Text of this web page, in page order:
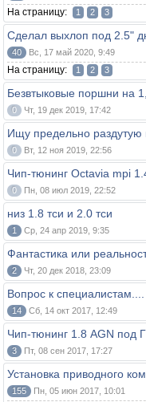
На страницу: 1 2 3
Сделал выхлоп под 2.5"
40 Вс, 17 май 2020, 9:49
На страницу: 1 2 3
Безвтыковые поршни на
0 Чт, 19 дек 2019, 17:42
Ищу предельно раздутую
0 Вт, 12 ноя 2019, 22:56
Чип-тюнинг Octavia mpi
0 Пн, 08 июл 2019, 22:52
низ 1.8 тси и 2.0 тси
1 Ср, 24 апр 2019, 9:35
Фантастика или
2 Чт, 20 дек 2018, 23:09
Вопрос к специалистам....
14 Сб, 14 окт 2017, 12:49
Чип-тюнинг 1.8 AGN под
3 Пт, 08 сен 2017, 17:27
Установка приводного
155 Пн, 05 июн 2017, 10:01